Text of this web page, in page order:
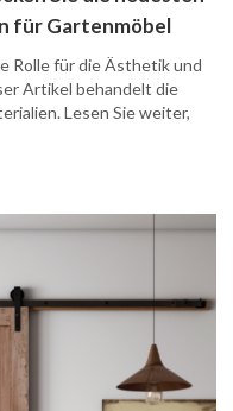
für Gartenmöbel
Rolle für die Ästhetik und
Artikel behandelt die
Lesen Sie weiter,